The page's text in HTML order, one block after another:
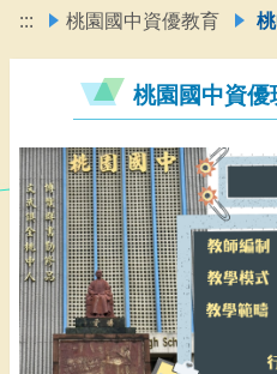
::: 桃園國中資優教育
桃園國中資